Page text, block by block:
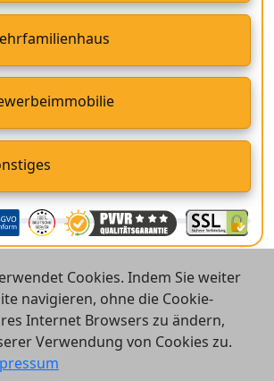
GmbH
Cookies. Indem Sie weiter
navigieren, ohne die Cookie-
Internet Browsers zu ändern,
Verwendung von Cookies zu.